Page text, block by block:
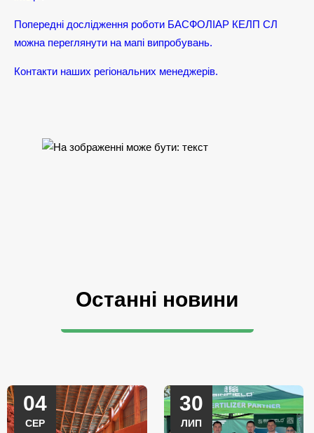
Попередні дослідження роботи БАСФОЛІАР КЕЛП СЛ
можна переглянути на мапі випробувань.
Контакти наших регіональних менеджерів.
Останні новини
04
СЕР
30
ЛИП